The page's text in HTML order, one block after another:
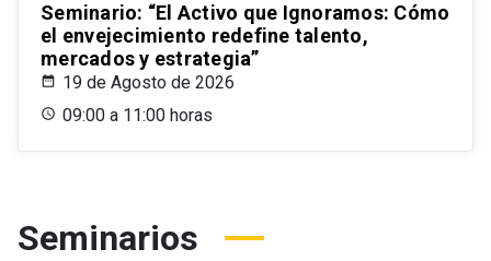
Seminario: “El Activo que Ignoramos: Cómo
el envejecimiento redefine talento,
mercados y estrategia”
19 de Agosto de 2026
09:00 a 11:00 horas
Seminarios